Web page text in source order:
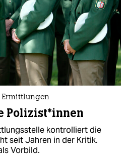
Po­li­zis­t*in­nen
kontrolliert die
seit Jahren in der Kritik.
Vorbild.